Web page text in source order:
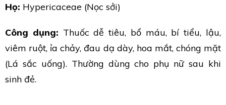
Họ: Hypericaceae (Nọc sởi)
Công dụng: Thuốc dễ tiêu, bổ máu, bí tiểu, lậu,
viêm ruột, ỉa chảy, đau dạ dày, hoa mắt, chóng mặt
(Lá sắc uống). Thường dùng cho phụ nữ sau khi
sinh đẻ.